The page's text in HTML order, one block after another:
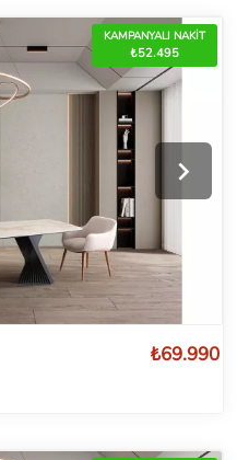
KAMPANYALI NAKİT
₺52.495
₺69.990